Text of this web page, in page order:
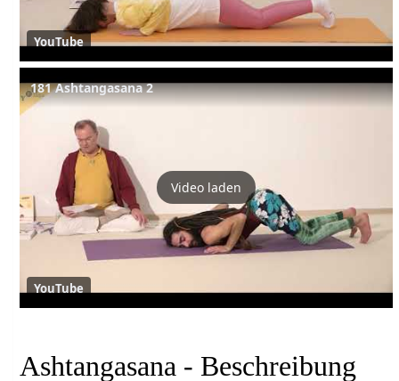
YouTube
181 Ashtangasana 2
Video laden
YouTube
Ashtangasana - Beschreibung